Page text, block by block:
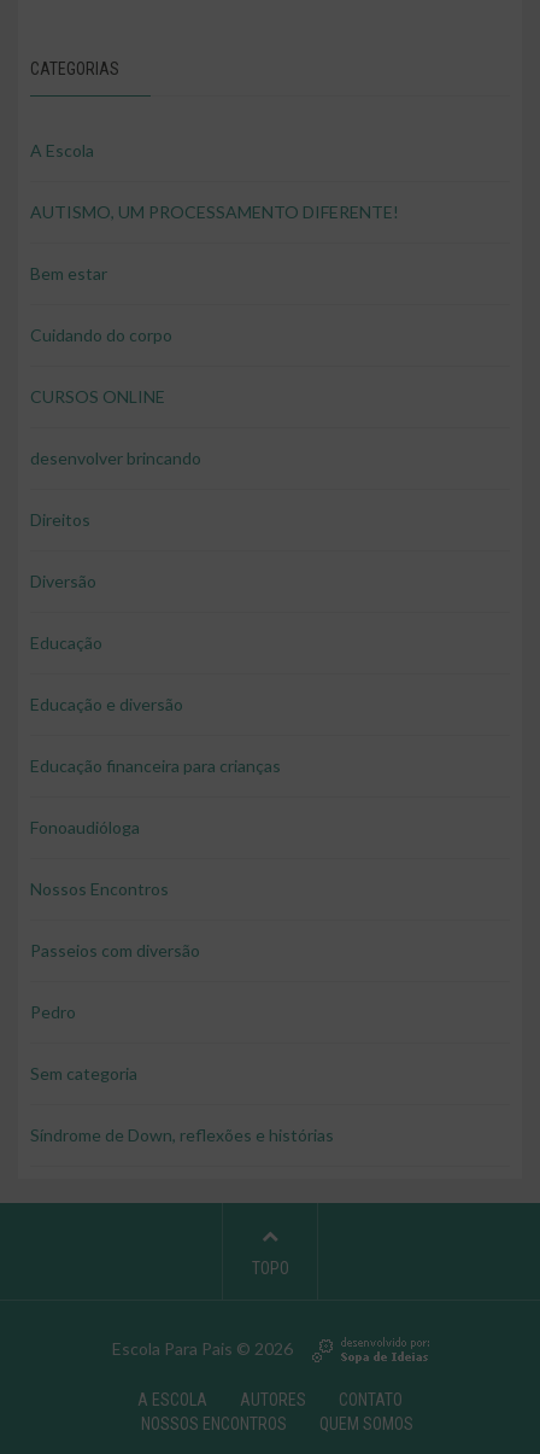
CATEGORIAS
A Escola
AUTISMO, UM PROCESSAMENTO DIFERENTE!
Bem estar
Cuidando do corpo
CURSOS ONLINE
desenvolver brincando
Direitos
Diversão
Educação
Educação e diversão
Educação financeira para crianças
Fonoaudióloga
Nossos Encontros
Passeios com diversão
Pedro
Sem categoria
Síndrome de Down, reflexões e histórias
Escola Para Pais © 2026
A ESCOLA AUTORES
CONTATO
NOSSOS ENCONTROS
QUEM SOMOS
TOPO